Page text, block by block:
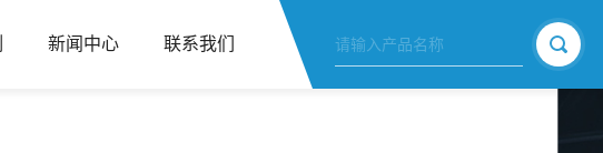
新闻中心 联系我们